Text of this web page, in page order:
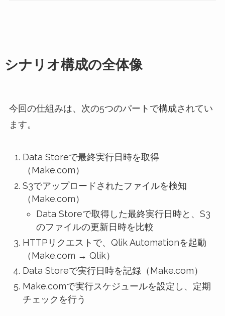
シナリオ構成の全体像
今回の仕組みは、次の5つのパートで構成されてい
ます。
Data Storeで最終実行日時を取得
（Make.com）
S3でアップロードされたファイルを検知
（Make.com）
Data Storeで取得した最終実行日時と、S3
のファイルの更新日時を比較
HTTPリクエストで、Qlik Automationを起動
（Make.com → Qlik）
Data Storeで実行日時を記録（Make.com）
Make.comで実行スケジュールを設定し、定期
チェックを行う